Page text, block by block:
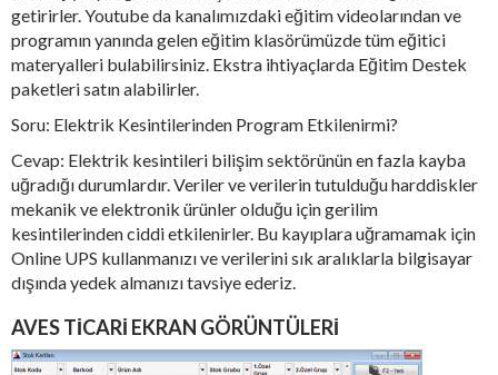
getirirler. Youtube da kanalımızdaki eğitim videolarından ve
programın yanında gelen eğitim klasörümüzde tüm eğitici
materyalleri bulabilirsiniz. Ekstra ihtiyaçlarda Eğitim Destek
paketleri satın alabilirler.
Soru: Elektrik Kesintilerinden Program Etkilenirmi?
Cevap: Elektrik kesintileri bilişim sektörünün en fazla kayba
uğradığı durumlardır. Veriler ve verilerin tutulduğu harddiskler
mekanik ve elektronik ürünler olduğu için gerilim
kesintilerinden ciddi etkilenirler. Bu kayıplara uğramamak için
Online UPS kullanmanızı ve verilerini sık aralıklarla bilgisayar
dışında yedek almanızı tavsiye ederiz.
AVES TICARI EKRAN GÖRÜNTÜLERI